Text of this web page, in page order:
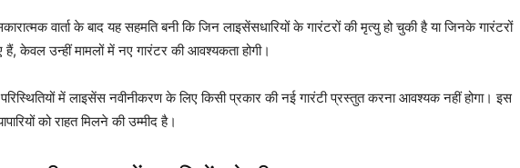
वार्ता के बाद यह सहमति बनी कि जिन लाइसेंसधारियों के गारंटरों की मृत्यु हो चुकी है या जिनके गारंटरों
केवल उन्हीं मामलों में नए गारंटर की आवश्यकता होगी।
में लाइसेंस नवीनीकरण के लिए किसी प्रकार की नई गारंटी प्रस्तुत करना आवश्यक नहीं होगा। इस
को राहत मिलने की उम्मीद है।